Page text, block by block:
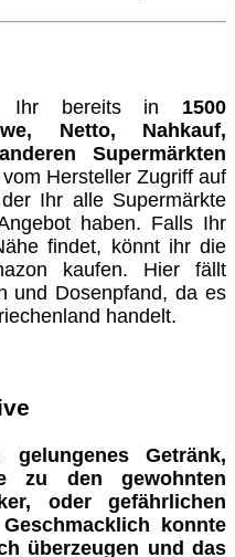
Ihr bereits in 1500
Netto, Nahkauf,
Supermärkten
Hersteller Zugriff auf
Ihr alle Supermärkte
haben. Falls Ihr
findet, könnt ihr die
kaufen. Hier fällt
und Dosenpfand, da es
handelt.
Getränk,
zu den gewohnten
oder gefährlichen
konnte
überzeugen und das